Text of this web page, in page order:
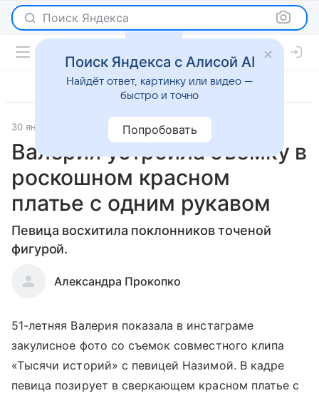
Поиск Яндекса
30 января 2020 Светская жизнь
Валерия устроила съемку в
роскошном красном
платье с одним рукавом
Певица восхитила поклонников точеной
фигурой.
Александра Прокопко
51-летняя Валерия показала в инстаграме
закулисное фото со съемок совместного клипа
«Тысячи историй» с певицей Назимой. В кадре
певица позирует в сверкающем красном платье с
Поиск Яндекса с Алисой AI
Найдёт ответ, картинку или видео —
быстро и точно
Попробовать